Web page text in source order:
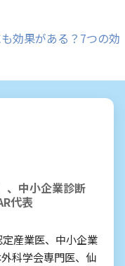
効果がある？7つの効
、中小企業診断
代表
産業医、中小企業
科学会専門医、仙